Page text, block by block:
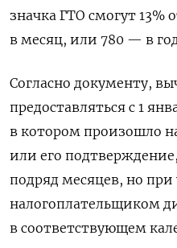
значка ГТО смогут 13%
в месяц, или 780 — в
Согласно документу,
предоставляться с 1
в котором произошло
или его
подряд месяцев, но
налогоплательщиком
в соответствующем